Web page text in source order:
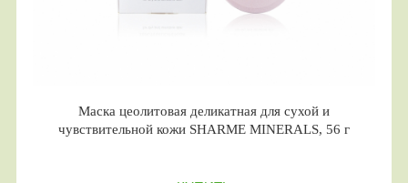
Маска цеолитовая деликатная для сухой и
чувствительной кожи SHARME MINERALS, 56 г